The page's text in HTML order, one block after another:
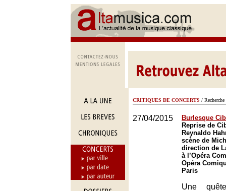
CRITIQUES DE CONCERTS / Recherche
27/04/2015
Burlesque
Reprise de
Reynaldo
scène de
direction de
à l’Opéra
Opéra
Paris
Une